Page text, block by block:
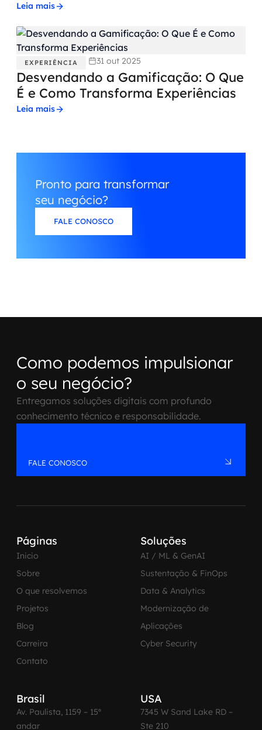
Leia mais
EXPERIÊNCIA 31 out 2025
Desvendando a Gamificação: O Que
É e Como Transforma Experiências
Leia mais
Pronto para transformar
seu negócio?
FALE CONOSCO
Como podemos impulsionar
o seu negócio?
Entregamos soluções digitais com profundo
conhecimento técnico e responsabilidade.
FALE CONOSCO
Páginas
Inicio
Sobre
O que resolvemos
Projetos
Blog
Carreira
Contato
Soluções
AI / ML & GenAI
Sustentação & FinOps
Data & Analytics
Modernização de
Aplicações
Cyber Security
Brasil
Av. Paulista, 1159 – 15º
andar
USA
7345 W Sand Lake RD –
Ste 210